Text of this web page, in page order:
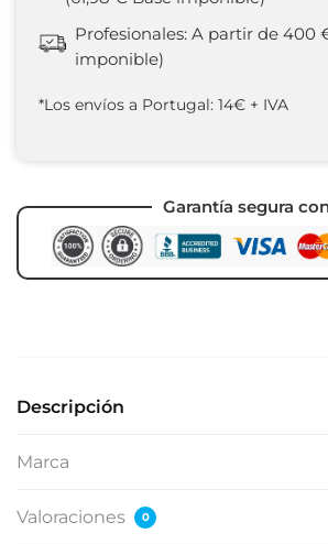
Profesionales: A partir de 400
imponible)
*Los envíos a Portugal: 14€ + IVA
Garantía segura
Descripción
Marca
Valoraciones 0